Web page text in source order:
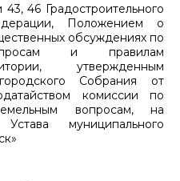
46 Градостроительного
Положением о
обсуждениях по
и правилам
утвержденным
Собрания от
комиссии по
вопросам, на
муниципального